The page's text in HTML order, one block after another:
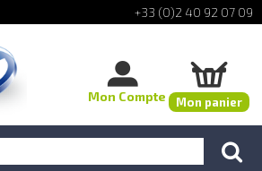
+33 (0)2 40 92 07 09
Mon Compte Mon panier